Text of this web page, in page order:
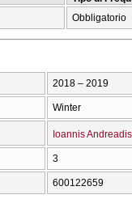
Obbligatorio
2018 – 2019
Winter
Ioannis Andreadis
3
600122659